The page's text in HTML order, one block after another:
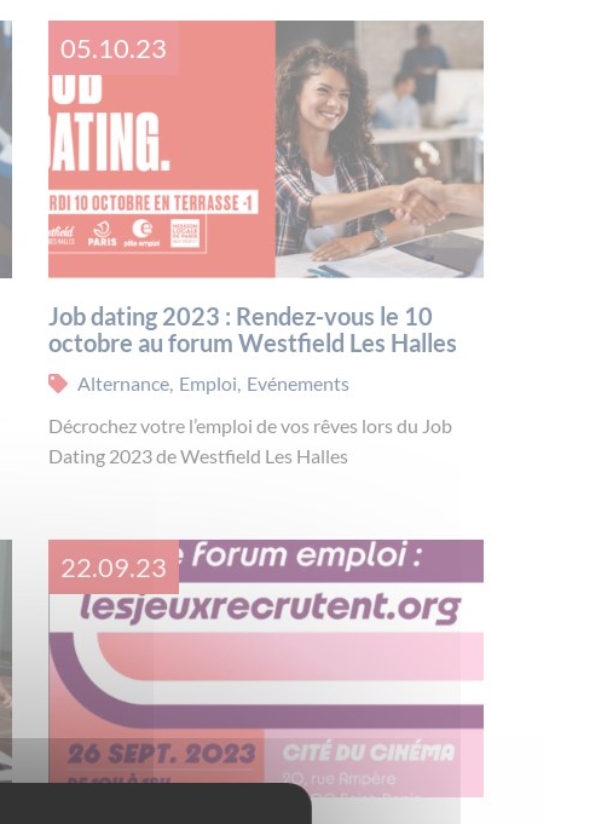
05.10.23
Job dating 2023 : Rendez-vous le 10
octobre au forum Westfield Les Halles
Alternance, Emploi, Evénements
Décrochez votre l’emploi de vos rêves lors du Job
Dating 2023 de Westfield Les Halles
22.09.23